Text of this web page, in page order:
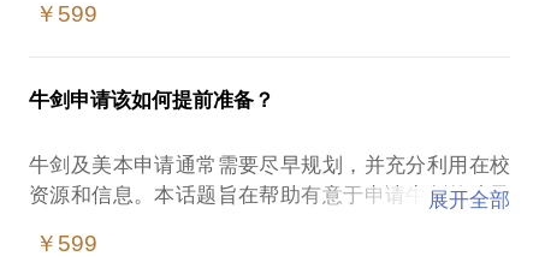
以根据孩子和学校的具体情况，给出准备推荐信的建
￥599
牛剑申请该如何提前准备？
牛剑及美本申请通常需要尽早规划，并充分利用在校
资源和信息。本话题旨在帮助有意于申请牛剑的孩子
展开全部
￥599